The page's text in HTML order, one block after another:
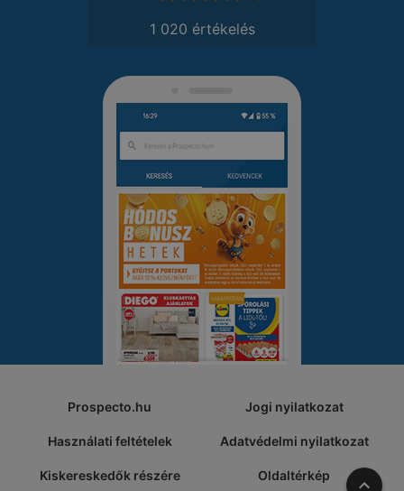
1 020 értékelés
Prospecto.hu Jogi nyilatkozat
Használati feltételek Adatvédelmi nyilatkozat
Kiskereskedők részére Oldaltérkép A